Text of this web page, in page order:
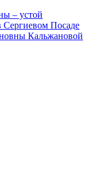
– устой
Сергиевом Посаде
Кальжановой